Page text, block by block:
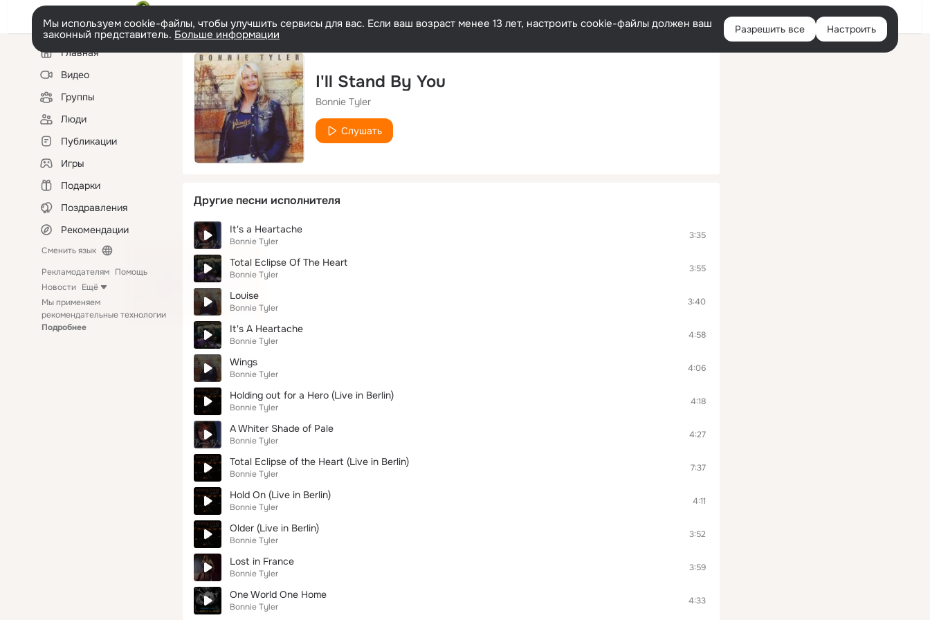
Войти
Мы используем cookie-файлы, чтобы улучшить сервисы для вас. Если ваш возраст менее 13 лет, настроить cookie-файлы должен ваш
законный представитель. Больше информации Разрешить все Настроить
Левая
колонкаГлавная
Видео
Группы
Люди
Публикации
Игры
Подарки
Поздравления
Рекомендации
Сменить язык
Рекламодателям Помощь
Новости Ещё
Мы применяем
рекомендательные технологии
Подробнее
I'll Stand By You
Bonnie Tyler
Слушать
Другие песни исполнителя
It's a Heartache
Bonnie Tyler
3:35
Total Eclipse Of The Heart
Bonnie Tyler
3:55
Louise
Bonnie Tyler
3:40
It's A Heartache
Bonnie Tyler
4:58
Wings
Bonnie Tyler
4:06
Holding out for a Hero (Live in Berlin)
Bonnie Tyler
4:18
A Whiter Shade of Pale
Bonnie Tyler
4:27
Total Eclipse of the Heart (Live in Berlin)
Bonnie Tyler
7:37
Hold On (Live in Berlin)
Bonnie Tyler
4:11
Older (Live in Berlin)
Bonnie Tyler
3:52
Lost in France
Bonnie Tyler
3:59
One World One Home
Bonnie Tyler
4:33